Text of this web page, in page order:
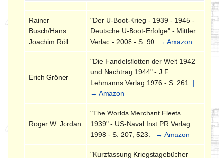
Rainer
Busch/Hans
Joachim Röll
"Der U-Boot-Krieg - 1939 - 1945 -
Deutsche U-Boot-Erfolge" - Mittler
Verlag - 2008 - S. 90.
→ Amazon
Erich Gröner
"Die Handelsflotten der Welt 1942
und Nachtrag 1944" - J.F.
Lehmanns Verlag 1976 - S. 261. |
→ Amazon
Roger W. Jordan
"The Worlds Merchant Fleets
1939" - US-Naval Inst.PR Verlag
1998 - S. 207, 523. | → Amazon
"Kurzfassung Kriegstagebücher